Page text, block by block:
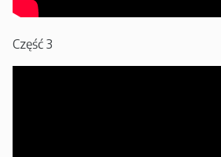
Część 3